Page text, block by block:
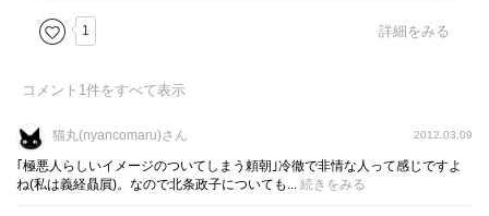
とくに頼朝が死んでからの政子の暮らしは、読んでいくう
ちに目を覆いたくなってしまうほどでした。
大姫、三幡、万寿（頼家）、千幡（実朝）……。
これら政子の子どもたちは、政子を残してみな亡くなって
1 詳細をみる
コメント 1件をすべて表示
猫丸(nyancomaru)さん 2012.03.09
｢極悪人らしいイメージのついてしまう頼朝｣冷徹で非情な人って感じですよ
ね(私は義経贔屓)。なので北条政子についても... 続きをみる